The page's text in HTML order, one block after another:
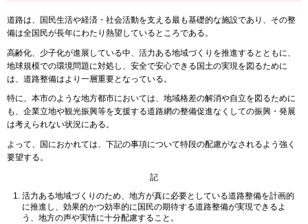
道路は、国民生活や経済・社会活動を支える最も基礎的な施設であり、その整
備は全国民が長年にわたり熱望しているところである。
高齢化、少子化が進展している中、活力ある地域づくりを推進するとともに、
地球規模での環境問題に対処し、安全で安心できる国土の実現を図るために
は、道路整備はより一層重要となっている。
特に、本市のような地方都市においては、地域格差の解消や自立を図るために
も、企業立地や観光振興等を支援する道路網の整備促進なくしての振興・発展
は考えられない状況にある。
よって、国におかれては、下記の事項について特段の配慮がなされるよう強く
要望する。
記
活力ある地域づくりのため、地方が真に必要としている道路整備を計画的
に推進し、効果的かつ効率的に国民の期待する道路整備が実現できるよ
う、地方の声や実情に十分配慮すること。